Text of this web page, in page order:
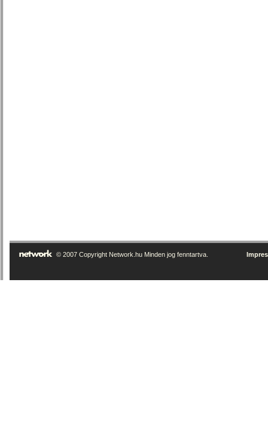
© 2007 Copyright Network.hu Minden jog fenntartva.